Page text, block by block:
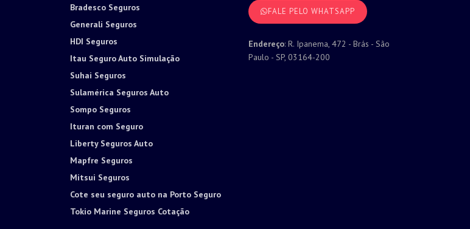
Bradesco Seguros
Generali Seguros
HDI Seguros
Itau Seguro Auto Simulação
Suhai Seguros
Sulamérica Seguros Auto
Sompo Seguros
Ituran com Seguro
Liberty Seguros Auto
Mapfre Seguros
Mitsui Seguros
Cote seu seguro auto na Porto Seguro
Tokio Marine Seguros Cotação
FALE PELO WHATSAPP
Endereço: R. Ipanema, 472 - Brás - São
Paulo - SP, 03164-200